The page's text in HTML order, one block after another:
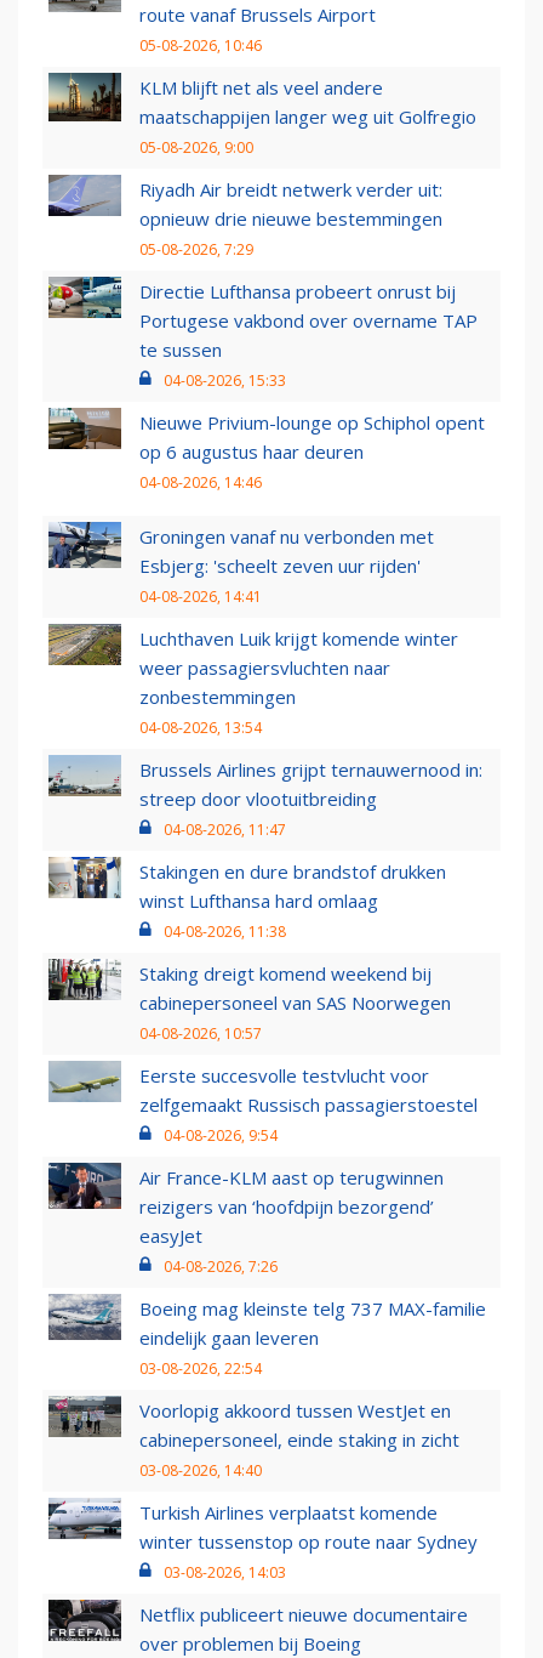
route vanaf Brussels Airport
05-08-2026, 10:46
KLM blijft net als veel andere
maatschappijen langer weg uit Golfregio
05-08-2026, 9:00
Riyadh Air breidt netwerk verder uit:
opnieuw drie nieuwe bestemmingen
05-08-2026, 7:29
Directie Lufthansa probeert onrust bij
Portugese vakbond over overname TAP
te sussen
04-08-2026, 15:33
Nieuwe Privium-lounge op Schiphol opent
op 6 augustus haar deuren
04-08-2026, 14:46
Groningen vanaf nu verbonden met
Esbjerg: 'scheelt zeven uur rijden'
04-08-2026, 14:41
Luchthaven Luik krijgt komende winter
weer passagiersvluchten naar
zonbestemmingen
04-08-2026, 13:54
Brussels Airlines grijpt ternauwernood in:
streep door vlootuitbreiding
04-08-2026, 11:47
Stakingen en dure brandstof drukken
winst Lufthansa hard omlaag
04-08-2026, 11:38
Staking dreigt komend weekend bij
cabinepersoneel van SAS Noorwegen
04-08-2026, 10:57
Eerste succesvolle testvlucht voor
zelfgemaakt Russisch passagierstoestel
04-08-2026, 9:54
Air France-KLM aast op terugwinnen
reizigers van ‘hoofdpijn bezorgend’
easyJet
04-08-2026, 7:26
Boeing mag kleinste telg 737 MAX-familie
eindelijk gaan leveren
03-08-2026, 22:54
Voorlopig akkoord tussen WestJet en
cabinepersoneel, einde staking in zicht
03-08-2026, 14:40
Turkish Airlines verplaatst komende
winter tussenstop op route naar Sydney
03-08-2026, 14:03
Netflix publiceert nieuwe documentaire
over problemen bij Boeing